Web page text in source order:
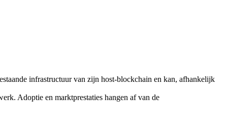
infrastructuur van zijn host-blockchain en kan, afhankelijk
Adoptie en marktprestaties hangen af van de